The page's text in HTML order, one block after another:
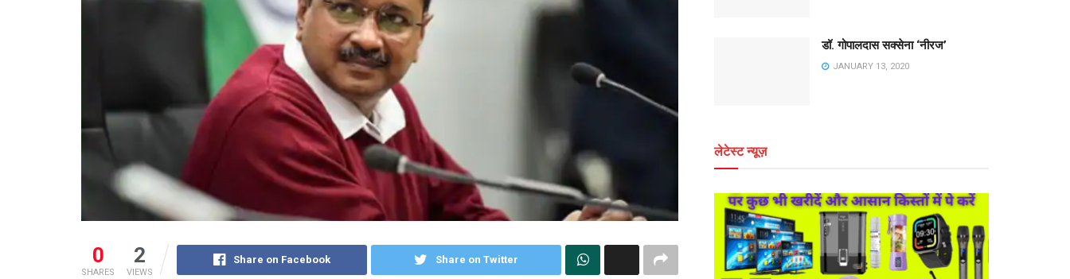
0
SHARES
2
VIEWS
Share on Facebook Share on Twitter
डॉ. गोपालदास सक्सेना ‘नीरज’
JANUARY 13, 2020
लेटेस्ट न्यूज़